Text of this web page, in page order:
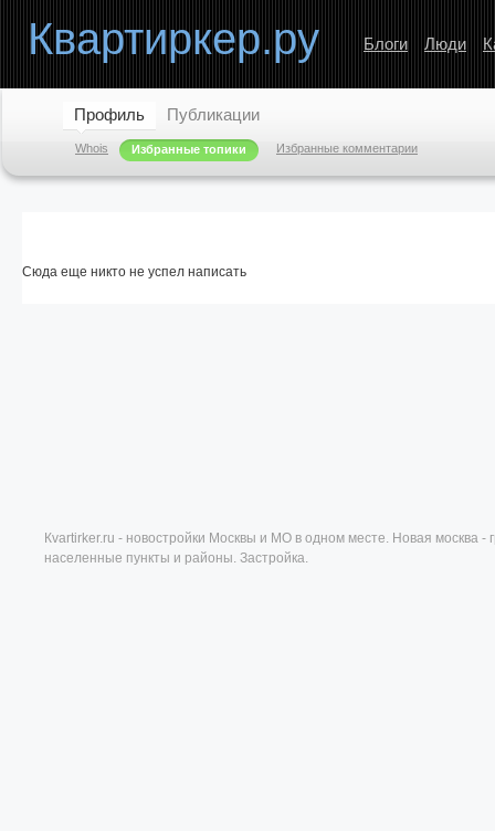
Квартиркер.ру Блоги Люди
Профиль
Whois Избранные топики Избранные комментарии
Публикации
Сюда еще никто не успел написать
Кvartirker.ru - новостройки Москвы и МО в одном месте. Новая москва
населенные пункты и районы. Застройка.